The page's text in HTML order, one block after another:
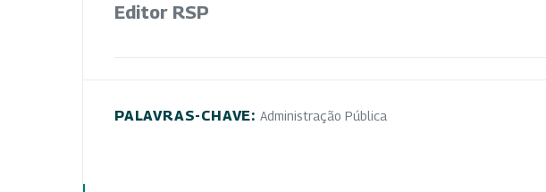
Editor RSP
PALAVRAS-CHAVE: Administração Pública